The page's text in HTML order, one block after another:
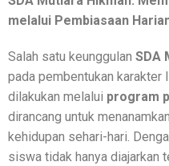
melalui Pembiasaan
Salah satu keunggulan SDA
pada pembentukan
dilakukan melalui program
dirancang untuk
kehidupan sehari-hari.
siswa tidak hanya diajarkan